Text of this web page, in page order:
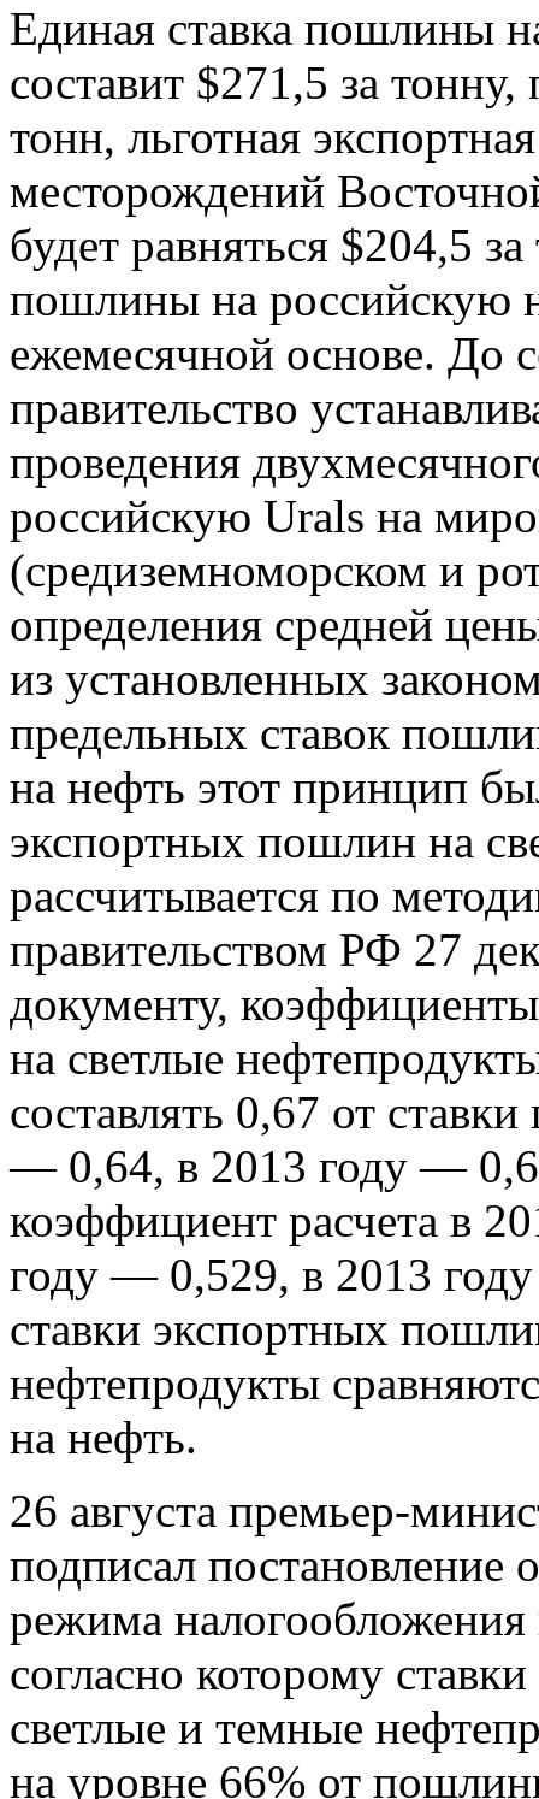
Единая ставка пошлины
составит $271,5 за
тонн, льготная
месторождений
будет равняться $204,5
пошлины на российскую
ежемесячной основе. До
правительство
проведения
российскую Urals на
(средиземноморском и
определения средней
из установленных
предельных ставок
на нефть этот принцип
экспортных пошлин на
рассчитывается по
правительством РФ 27
документу,
на светлые
составлять 0,67 от
— 0,64, в 2013 году —
коэффициент расчета в
году — 0,529, в 2013
ставки экспортных
нефтепродукты
на нефть.
26 августа премьер-
подписал постановление
режима
согласно которому
светлые и темные
на уровне 66% от